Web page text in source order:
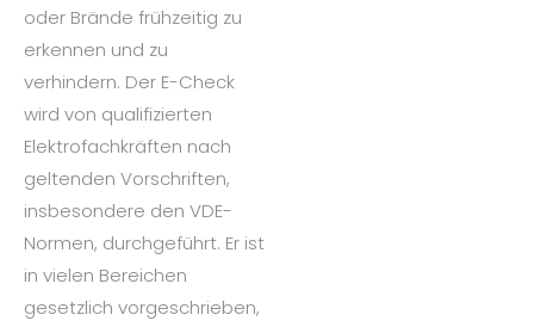
oder Brände frühzeitig zu
erkennen und zu
verhindern. Der E-Check
wird von qualifizierten
Elektrofachkräften nach
geltenden Vorschriften,
insbesondere den VDE-
Normen, durchgeführt. Er ist
in vielen Bereichen
gesetzlich vorgeschrieben,